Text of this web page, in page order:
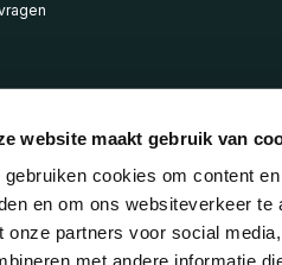
website maakt gebruik van
gebruiken cookies om content
en om ons websiteverkeer
onze partners voor social
met andere informatie